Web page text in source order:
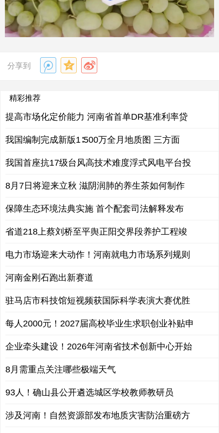
分享到
精彩推荐
提高市场化定价能力 河南省首单DR基准利率贷
我国编制完成新版1∶500万全月地质图 三方面
我国首座抗17级台风高技术难度浮式风电平台投
8月7日将迎来立秋 滋阴润肺的养生茶如何制作
保障生态环境法典实施 首个配套司法解释发布
省道218上蔡刘桥至平舆正阳交界段养护工程竣
电力市场迎来大动作！河南就电力市场系列规则
河南金刚石跑出新赛道
驻马店市科技馆短视频获国际科学表演大赛优胜
每人2000元！2027届高校毕业生求职创业补贴申
企业牵头建设！2026年河南省技术创新中心开始
8月需重点关注哪些极端天气
93人！确山县公开遴选城区学校教师教研员
涉及河南！自然资源部发布地质灾害防治重磅方